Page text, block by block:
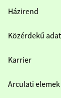
Házirend
Közérdekű
Karrier
Arculati elemek